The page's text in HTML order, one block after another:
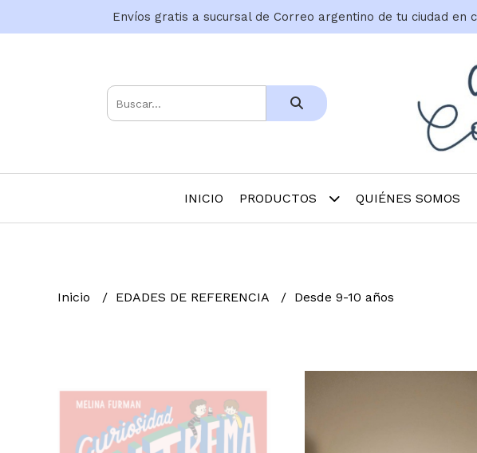
Envíos gratis a sucursal de Correo argentino de tu ciudad
INICIO PRODUCTOS QUIÉNES SOMOS
Inicio EDADES DE REFERENCIA Desde 9-10 años